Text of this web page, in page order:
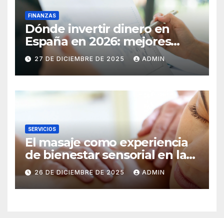
FINANZAS
Dónde invertir dinero en
España en 2026: mejores
inversiones y activos
27 DE DICIEMBRE DE 2025 ADMIN
SERVICIOS
El masaje como experiencia
de bienestar sensorial en la
ciudad
26 DE DICIEMBRE DE 2025 ADMIN